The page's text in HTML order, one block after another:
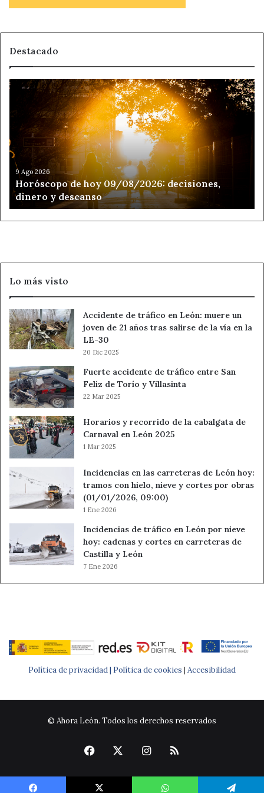
Destacado
Horóscopo
09/08/2026:
decisiones,
dinero
y
descanso
9 Ago 2026
Horóscopo de hoy 09/08/2026: decisiones,
dinero y descanso
Lo más visto
Accidente de tráfico en León: muere un
joven de 21 años tras salirse de la vía en la
LE-30
20 Dic 2025
Fuerte accidente de tráfico entre San
Feliz de Torío y Villasinta
22 Mar 2025
Horarios y recorrido de la cabalgata de
Carnaval en León 2025
1 Mar 2025
Incidencias en las carreteras de León hoy:
tramos con hielo, nieve y cortes por obras
(01/01/2026, 09:00)
1 Ene 2026
Incidencias de tráfico en León por nieve
hoy: cadenas y cortes en carreteras de
Castilla y León
7 Ene 2026
Política de privacidad | Política de cookies | Accesibilidad
© Ahora León. Todos los derechos reservados
Facebook Instagram
RSS